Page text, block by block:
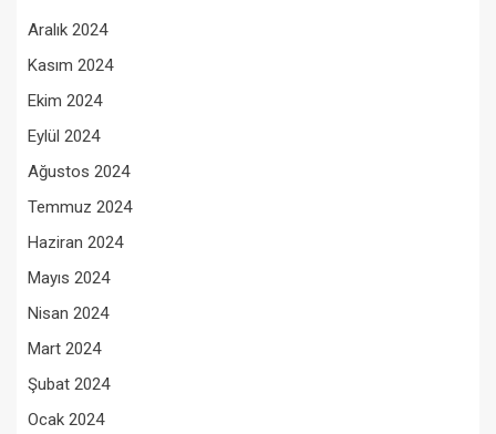
Aralık 2024
Kasım 2024
Ekim 2024
Eylül 2024
Ağustos 2024
Temmuz 2024
Haziran 2024
Mayıs 2024
Nisan 2024
Mart 2024
Şubat 2024
Ocak 2024